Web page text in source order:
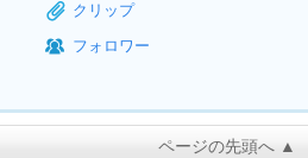
クリップ
フォロワー
ページの先頭へ ▲